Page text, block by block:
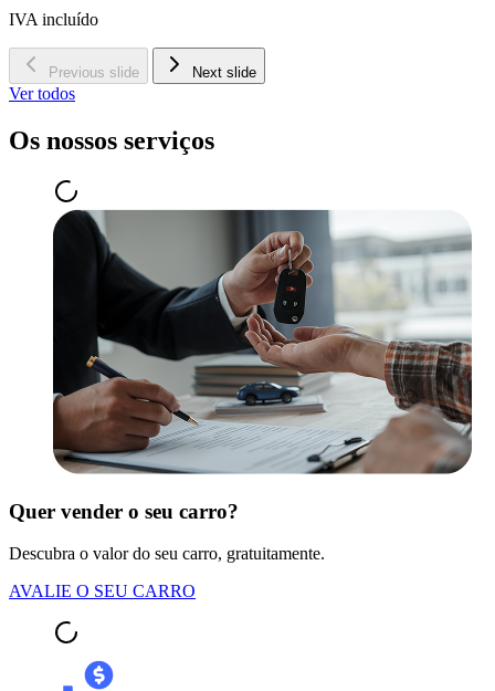
IVA incluído
Previous slide Next slide
Ver todos
Os nossos serviços
Quer vender o seu carro?
Descubra o valor do seu carro, gratuitamente.
AVALIE O SEU CARRO